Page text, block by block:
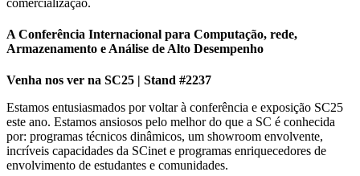
A Conferência Internacional para Computação, rede,
Armazenamento e Análise de Alto Desempenho
Venha nos ver na SC25 | Stand #2237
Estamos entusiasmados por voltar à conferência e exposição SC25
este ano. Estamos ansiosos pelo melhor do que a SC é conhecida
por: programas técnicos dinâmicos, um showroom envolvente,
incríveis capacidades da SCinet e programas enriquecedores de
envolvimento de estudantes e comunidades.